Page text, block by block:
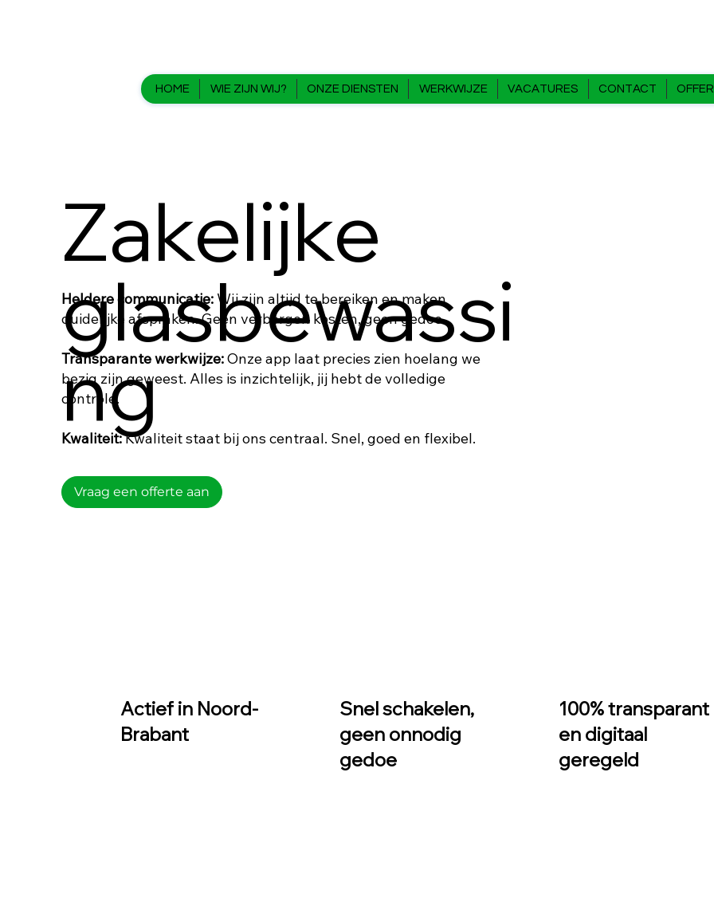
HOME WIE ZIJN WIJ? ONZE DIENSTEN WERKWIJZE VACATURES CONTACT
Zakelijke
glasbewassi
ng
Heldere communicatie: Wij zijn altijd te bereiken en maken
duidelijke afspraken. Geen verborgen kosten, geen gedoe.
Transparante werkwijze:Onze app laat precies zien hoelang we
bezig zijn geweest. Alles is inzichtelijk, jij hebt de volledige
controle.
Kwaliteit:Kwaliteit staat bij ons centraal. Snel, goed en flexibel.
Vraag een offerte aan
Actief in Noord-
Brabant
Snel schakelen,
geen onnodig
gedoe
100% transparant
en digitaal
geregeld